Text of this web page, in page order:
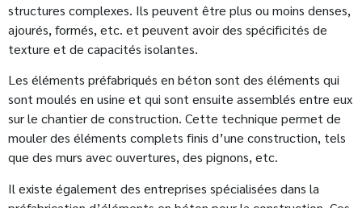
structures complexes. Ils peuvent être plus ou moins denses,
ajourés, formés, etc. et peuvent avoir des spécificités de
texture et de capacités isolantes.
Les éléments préfabriqués en béton sont des éléments qui
sont moulés en usine et qui sont ensuite assemblés entre eux
sur le chantier de construction. Cette technique permet de
mouler des éléments complets finis d’une construction, tels
que des murs avec ouvertures, des pignons, etc.
Il existe également des entreprises spécialisées dans la